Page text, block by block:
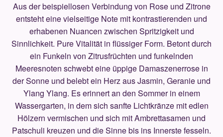
Aus der beispiellosen Verbindung von Rose und Zitrone
entsteht eine vielseitige Note mit kontrastierenden und
erhabenen Nuancen zwischen Spritzigkeit und
Sinnlichkeit. Pure Vitalität in flüssiger Form. Betont durch
ein Funkeln von Zitrusfrüchten und funkelnden
Meeresnoten schwebt eine üppige Damaszenerrose in
der Sonne und belebt ein Herz aus Jasmin, Geranie und
Ylang Ylang. Es erinnert an den Sommer in einem
Wassergarten, in dem sich sanfte Lichtkränze mit edlen
Hölzern vermischen und sich mit Ambrettasamen und
Patschuli kreuzen und die Sinne bis ins Innerste fesseln.